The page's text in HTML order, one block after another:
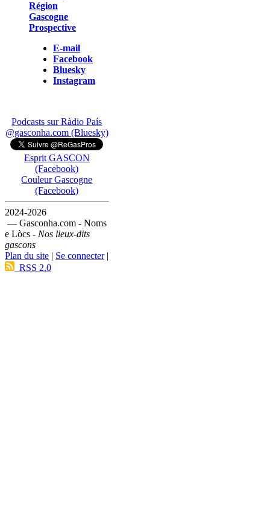
Région
Gascogne
Prospective
E-mail
Facebook
Bluesky
Instagram
Podcasts sur Ràdio País
@gasconha.com (Bluesky)
Esprit GASCON
(Facebook)
Couleur Gascogne
(Facebook)
2024-2026
— Gasconha.com - Noms
e Lòcs - Nos lieux-dits
gascons
Plan du site | Se connecter|
RSS 2.0